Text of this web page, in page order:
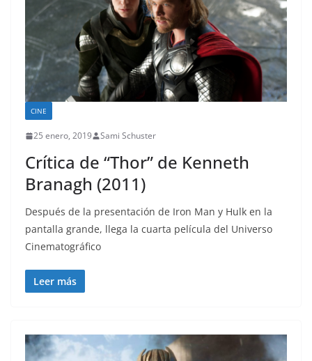
CINE
25 enero, 2019 Sami Schuster
Crítica de “Thor” de Kenneth
Branagh (2011)
Después de la presentación de Iron Man y Hulk en la
pantalla grande, llega la cuarta película del Universo
Cinematográfico
Leer más